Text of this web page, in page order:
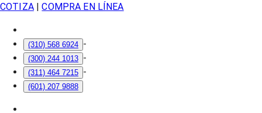
COTIZA| COMPRA EN LÍNEA
(310) 568 6924 -
(300) 244 1013 -
(311) 464 7215 -
(601) 207 9888